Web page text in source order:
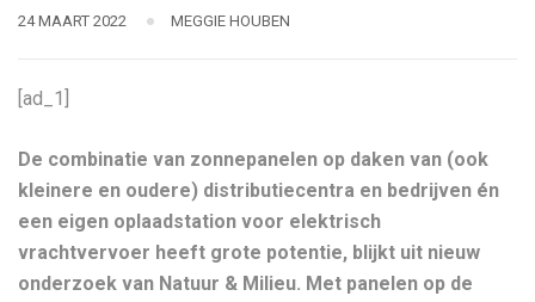
24 MAART 2022 MEGGIE HOUBEN
[ad_1]
De combinatie van zonnepanelen op daken van (ook
kleinere en oudere) distributiecentra en bedrijven én
een eigen oplaadstation voor elektrisch
vrachtvervoer heeft grote potentie, blijkt uit nieuw
onderzoek van Natuur & Milieu. Met panelen op de